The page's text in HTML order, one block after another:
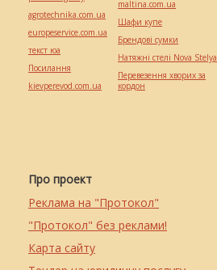
Про проект
Реклама на "Протокол"
"Протокол" без реклами!
Карта сайту
agrotechnika.com.ua
europeservice.com.ua
текст юа
Посилання
kievperevod.com.ua
maltina.com.ua
Шафи купе
Брендові сумки
Натяжні стелі Nova Stelya
Перевезення хворих за
кордон